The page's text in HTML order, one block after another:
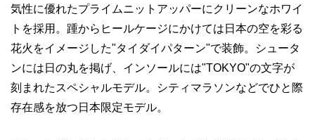
気性に優れたプライムニットアッパーにクリーンなホワイ
トを採用。踵からヒールケージにかけては日本の空を彩る
花火をイメージした"タイダイパターン"で装飾。シュータ
ンには日の丸を掲げ、インソールには"TOKYO"の文字が
刻まれたスペシャルモデル。シティマラソンなどでひと際
存在感を放つ日本限定モデル。